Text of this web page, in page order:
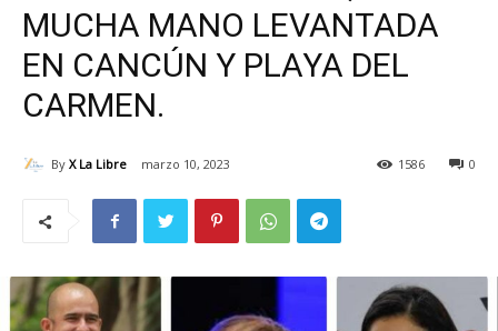
MUCHA MANO LEVANTADA
EN CANCÚN Y PLAYA DEL
CARMEN.
By X La Libre marzo 10, 2023 0
1586